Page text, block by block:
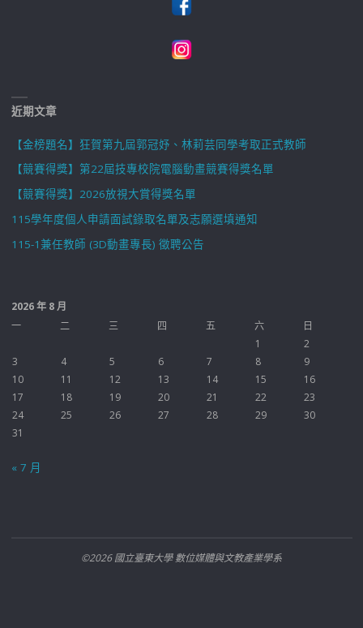
近期文章
【金榜題名】狂賀第九屆郭冠妤、林莉芸同學考取正式教師
【競賽得獎】第22屆技專校院電腦動畫競賽得獎名單
【競賽得獎】2026放視大賞得獎名單
115學年度個人申請面試錄取名單及志願選填通知
115-1兼任教師 (3D動畫專長) 徵聘公告
2026 年 8 月
一
二 三 四 五 六
日
1
2
3
4 5 6 7 8
9
10
11 12 13 14 15
16
17
18 19 20 21 22
23
24
25 26 27 28 29
30
31
« 7 月
©2026 國立臺東大學 數位媒體與文教產業學系